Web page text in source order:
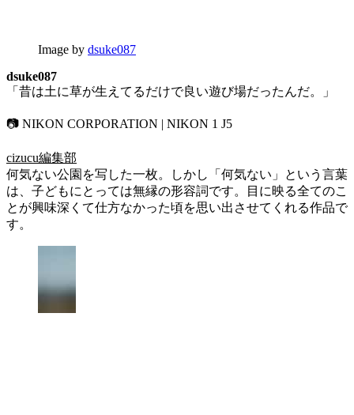
Image by dsuke087
dsuke087
「昔は土に草が生えてるだけで良い遊び場だったんだ。」
📷 NIKON CORPORATION | NIKON 1 J5
cizucu編集部
何気ない公園を写した一枚。しかし「何気ない」という言葉
は、子どもにとっては無縁の形容詞です。目に映る全てのこ
とが興味深くて仕方なかった頃を思い出させてくれる作品で
す。